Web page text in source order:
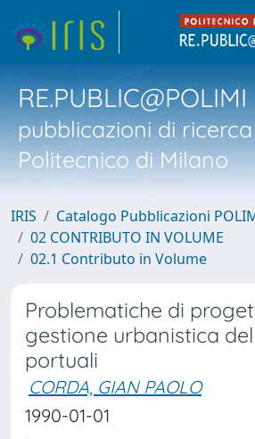
RE.PUBLIC@POLIMI
pubblicazioni di
Politecnico di Milano
IRIS
Catalogo Pubblicazioni
02 CONTRIBUTO IN VOLUME
02.1 Contributo in Volume
Problematiche di
gestione urbanistica
portuali
CORDA, GIAN PAOLO
1990-01-01